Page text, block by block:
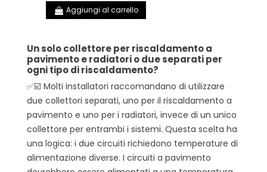
Aggiungi al carrello
Un solo collettore per riscaldamento a
pavimento e radiatori o due separati per
ogni tipo di riscaldamento?
✅☑️ Molti installatori raccomandano di utilizzare
due collettori separati, uno per il riscaldamento a
pavimento e uno per i radiatori, invece di un unico
collettore per entrambi i sistemi. Questa scelta ha
una logica: i due circuiti richiedono temperature di
alimentazione diverse. I circuiti a pavimento